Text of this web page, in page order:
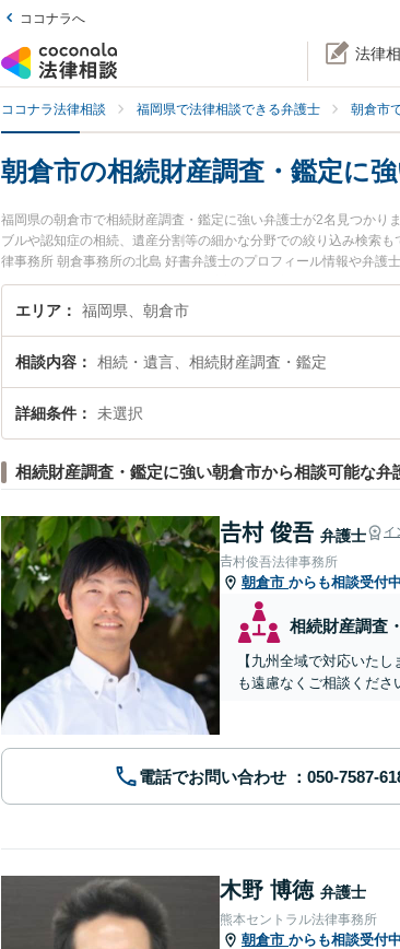
ココナラへ
法律
ココナラ法律相談 福岡県で法律相談できる弁護士 朝倉市
朝倉市の相続財産調査・鑑定に
福岡県の朝倉市で相続財産調査・鑑定に強い弁護士が2名見つかり
ブルや認知症の相続、遺産分割等の細かな分野での絞り込み検索
律事務所 朝倉事務所の北島 好書弁護士のプロフィール情報や弁護
ぐに弁護士に相談したい』『相続財産調査・鑑定のトラブル解決
士に相談予約したい』などでお困りの相談者さんにおすすめです。
エリア 福岡県、朝倉市
相談内容 相続・遺言、相続財産調査・鑑定
詳細条件 未選択
相続財産調査・鑑定に強い朝倉市から相談可能な弁
𠮷村 俊吾 弁護士 イ
𠮷村俊吾法律事務所
朝倉市 からも相談受付中
相続財産調査
【九州全域で対応いた
も遠慮なくご相談くださ
電話でお問い合わせ
木野 博徳 弁護士
熊本セントラル法律事務所
朝倉市 からも相談受付中